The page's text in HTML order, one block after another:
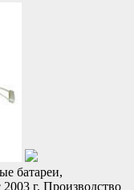
батареи,
г. Производство